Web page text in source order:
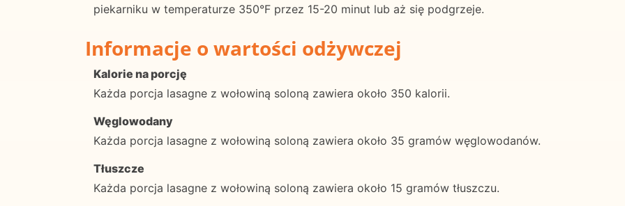
piekarniku w temperaturze 350°F przez 15-20 minut lub aż się podgrzeje.
Informacje o wartości odżywczej
Kalorie na porcję
Każda porcja lasagne z wołowiną soloną zawiera około 350 kalorii.
Węglowodany
Każda porcja lasagne z wołowiną soloną zawiera około 35 gramów węglowodanów.
Tłuszcze
Każda porcja lasagne z wołowiną soloną zawiera około 15 gramów tłuszczu.